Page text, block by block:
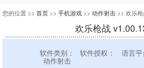
您的位置 >> 首页 >> 手机游戏 >> 动作射击 >> 欢乐
欢乐枪战
软件类别：
动作射击
软件授权：
语言